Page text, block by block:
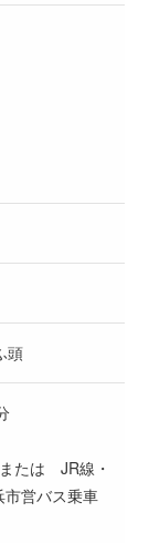
頭
たは JR線・
営バス乗車